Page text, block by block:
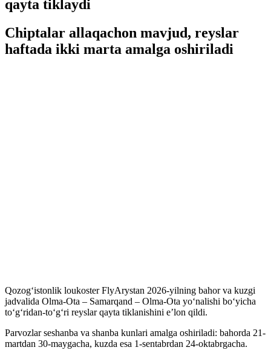
qayta tiklaydi
Chiptalar allaqachon mavjud, reyslar
haftada ikki marta amalga oshiriladi
Qozogʻistonlik loukoster FlyArystan 2026-yilning bahor va kuzgi
jadvalida Olma-Ota – Samarqand – Olma-Ota yoʻnalishi boʻyicha
toʻgʻridan-toʻgʻri reyslar qayta tiklanishini eʼlon qildi.
Parvozlar seshanba va shanba kunlari amalga oshiriladi: bahorda 21-
martdan 30-maygacha, kuzda esa 1-sentabrdan 24-oktabrgacha.